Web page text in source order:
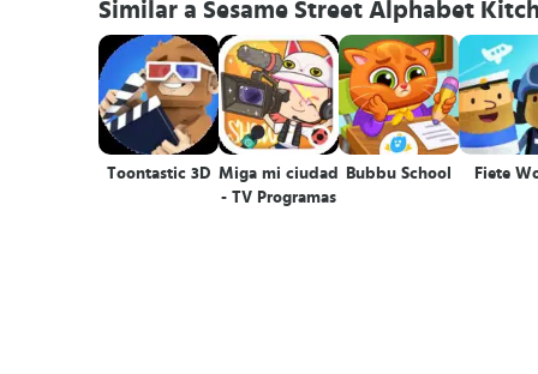
Similar a Sesame Street Alphabet
Toontastic 3D Miga mi ciudad
- TV Programas
Bubbu School Fiete